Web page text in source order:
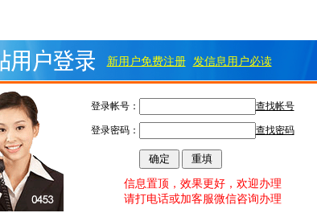
新用户免费注册 发信息用户必读
登录帐号： 查找帐号
登录密码： 查找密码
信息置顶，效果更好，欢迎办理
请打电话或加客服微信咨询办理